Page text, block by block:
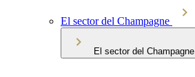
El sector del Champagne
El sector del Champagne